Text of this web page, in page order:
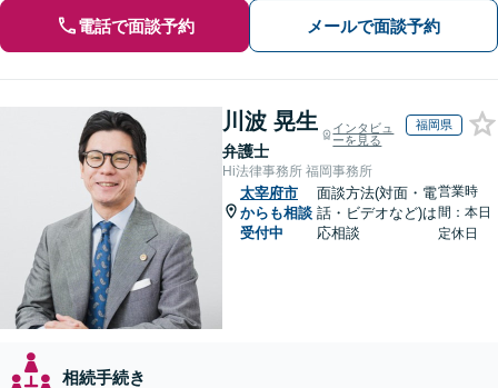
電話で面談予約 メールで面談予約
川波 晃生
弁護士
インタビュ
ーを見る
福岡県
Hi法律事務所 福岡事務所
太宰府市
からも相談
受付中
面談方法(対面・電
話・ビデオなど)は
応相談
営業時
間：本日
定休日
相続手続き